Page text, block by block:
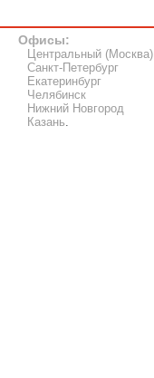
Офисы:
Центральный (Москва)
Санкт-Петербург
Екатеринбург
Челябинск
Нижний Новгород
Казань.